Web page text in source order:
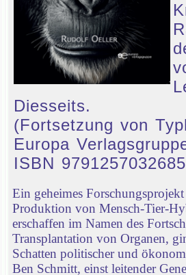
Diesseits.
(Fortsetzung von
Europa
ISBN 9791257032685
Ein geheimes
Produktion von Mensch-Tier-
erschaffen im Namen des
Transplantation von Organen,
Schatten politischer und
Ben Schmitt, einst leitender